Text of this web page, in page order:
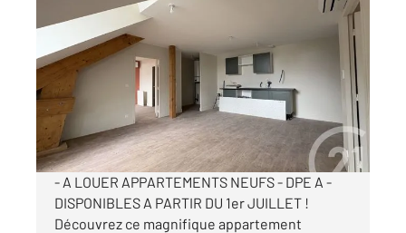
CHATEAUROUX 36
67,91 m
, 3 pièces
Ref : 10201
Appartement T3 à louer
935 €
par mois charges comprises
- A LOUER APPARTEMENTS NEUFS - DPE A -
DISPONIBLES A PARTIR DU 1er JUILLET !
Découvrez ce magnifique appartement